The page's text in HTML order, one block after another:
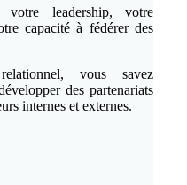
leadership, votre
capacité à fédérer des
vous savez
des partenariats
internes et externes.